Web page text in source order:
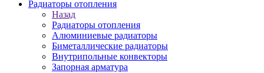
Радиаторы отопления
Назад
Радиаторы отопления
Алюминиевые радиаторы
Биметаллические радиаторы
Внутрипольные конвекторы
Запорная арматура